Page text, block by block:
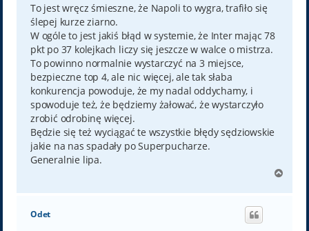
To jest wręcz śmieszne, że Napoli to wygra, trafiło się
ślepej kurze ziarno.
W ogóle to jest jakiś błąd w systemie, że Inter mając 78
pkt po 37 kolejkach liczy się jeszcze w walce o mistrza.
To powinno normalnie wystarczyć na 3 miejsce,
bezpieczne top 4, ale nic więcej, ale tak słaba
konkurencja powoduje, że my nadal oddychamy, i
spowoduje też, że będziemy żałować, że wystarczyło
zrobić odrobinę więcej.
Będzie się też wyciągać te wszystkie błędy sędziowskie
jakie na nas spadały po Superpucharze.
Generalnie lipa.
g
Odet